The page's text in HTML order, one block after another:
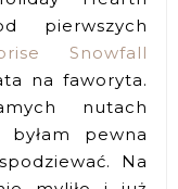
pierwszych
Snowfall
na faworyta.
nutach
pewna
Na